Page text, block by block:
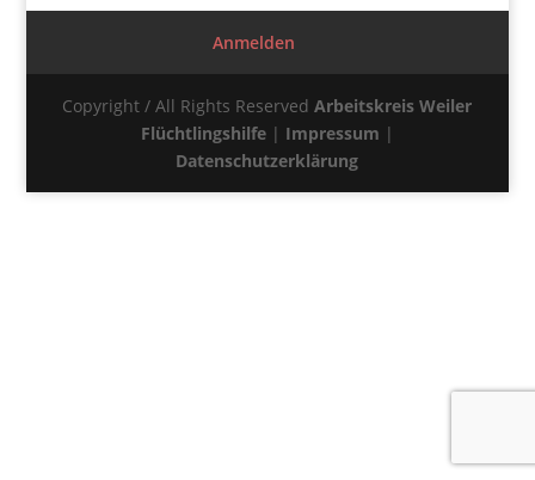
Anmelden
Copyright / All Rights ReservedArbeitskreis Weiler
Flüchtlingshilfe| Impressum |
Datenschutzerklärung